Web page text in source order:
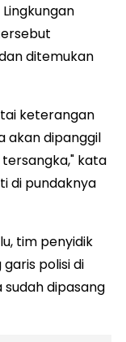
ditemukan
keterangan
akan dipanggil
kata
di pundaknya
tim penyidik
polisi di
sudah dipasang